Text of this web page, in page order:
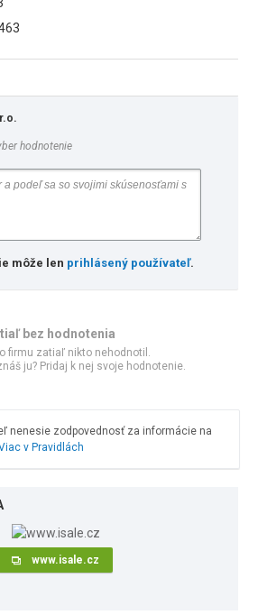
hodnotenie
môže len prihlásený používateľ.
bez hodnotenia
firmu zatiaľ nikto nehodnotil.
ju? Pridaj k nej svoje hodnotenie.
nenesie zodpovednosť za informácie na
v Pravidlách
www.isale.cz